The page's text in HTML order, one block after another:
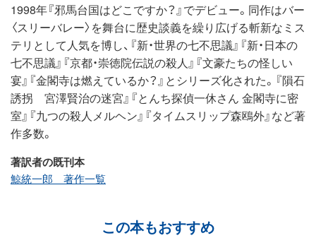
1998年『邪馬台国はどこですか？』でデビュー。同作はバー
〈スリーバレー〉を舞台に歴史談義を繰り広げる斬新なミス
テリとして人気を博し、『新・世界の七不思議』『新・日本の
七不思議』『京都・崇徳院伝説の殺人』『文豪たちの怪しい
宴』『金閣寺は燃えているか？』とシリーズ化された。『隕石
誘拐 宮澤賢治の迷宮』『とんち探偵一休さん 金閣寺に密
室』『九つの殺人メルヘン』『タイムスリップ森鴎外』など著
作多数。
著訳者の既刊本
鯨統一郎 著作一覧
この本もおすすめ